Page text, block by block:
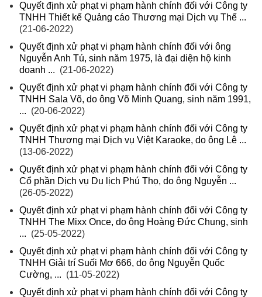
Quyết định xử phạt vi phạm hành chính đối với Công ty
TNHH Thiết kế Quảng cáo Thương mại Dịch vụ Thế ...
(21-06-2022)
Quyết định xử phạt vi phạm hành chính đối với ông
Nguyễn Anh Tú, sinh năm 1975, là đại diện hộ kinh
doanh ... (21-06-2022)
Quyết định xử phạt vi phạm hành chính đối với Công ty
TNHH Sala Võ, do ông Võ Minh Quang, sinh năm 1991,
... (20-06-2022)
Quyết định xử phạt vi phạm hành chính đối với Công ty
TNHH Thương mại Dịch vụ Việt Karaoke, do ông Lê ...
(13-06-2022)
Quyết định xử phạt vi phạm hành chính đối với Công ty
Cổ phần Dịch vụ Du lịch Phú Thọ, do ông Nguyễn ...
(26-05-2022)
Quyết định xử phạt vi phạm hành chính đối với Công ty
TNHH The Mixx Once, do ông Hoàng Đức Chung, sinh
... (25-05-2022)
Quyết định xử phạt vi phạm hành chính đối với Công ty
TNHH Giải trí Suối Mơ 666, do ông Nguyễn Quốc
Cường, ... (11-05-2022)
Quyết định xử phạt vi phạm hành chính đối với Công ty